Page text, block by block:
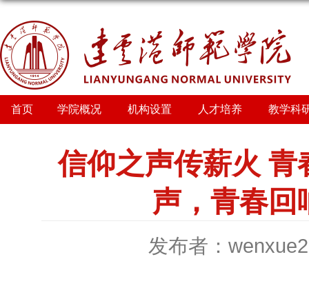
首页 学院概况 机构设置 人才培养 教学科
信仰之声传薪火
声，青春回
发布者：wenxue2